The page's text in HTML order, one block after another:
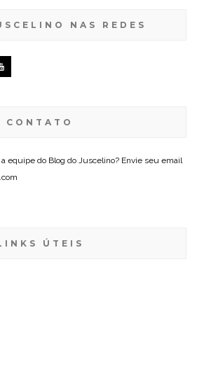
NAS REDES
CONTATO
equipe do Blog do Juscelino? Envie seu email
ÚTEIS